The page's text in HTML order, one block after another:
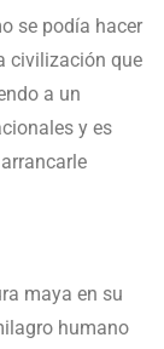
se podía hacer
civilización que
a un
y es
maya en su
humano